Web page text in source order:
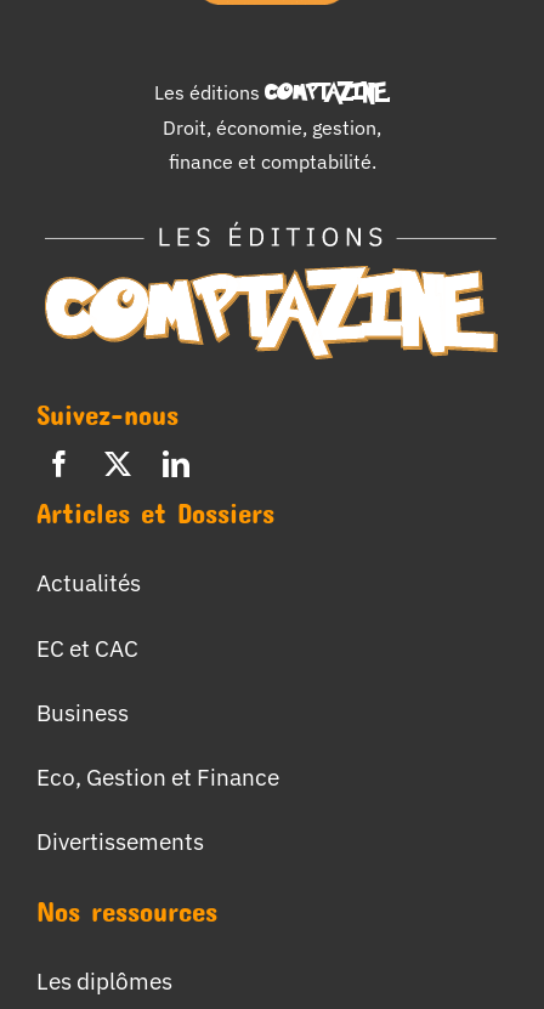
Les éditions COMPTAZINE.
Droit, économie, gestion,
finance et comptabilité.
Suivez-nous
Articles et Dossiers
Actualités
EC et CAC
Business
Eco, Gestion et Finance
Divertissements
Nos ressources
Les diplômes